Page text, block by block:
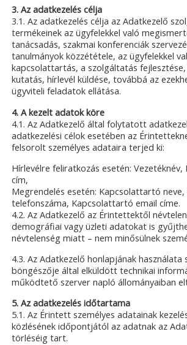
3. Az adatkezelés célja
3.1. Az adatkezelés célja az Adatkezelő
termékeinek az ügyfelekkel való
tanácsadás, szakmai konferenciák
tanulmányok közzététele, az ügyfelekkel
kapcsolattartás, a szolgáltatás
kutatás, hírlevél küldése, továbbá az
ügyviteli feladatok ellátása.
4. A kezelt adatok köre
4.1. Az Adatkezelő által folytatott
adatkezelési célok esetében az
felsorolt személyes adataira terjed ki:
Hírlevélre feliratkozás esetén: Vezetéknév,
cím,
Megrendelés esetén: Kapcsolattartó
telefonszáma, Kapcsolattartó email címe.
4.2. Az Adatkezelő az Érintettektől
demográfiai vagy üzleti adatokat is
névtelenség miatt – nem minősülnek
4.3. Az Adatkezelő honlapjának
böngészője által elküldött technikai
működtető szerver napló állományaiban
5. Az adatkezelés időtartama
5.1. Az Érintett személyes adatainak
közlésének időpontjától az adatnak az
törléséig tart.